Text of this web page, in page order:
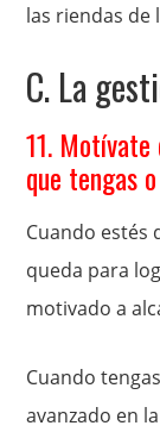
las riendas de
C. La
11.
que tengas
Cuando estés
queda para
motivado a
Cuando
avanzado en